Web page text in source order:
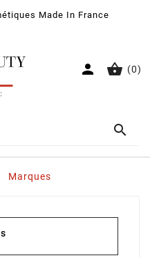
Made In France
  (0)

Marques